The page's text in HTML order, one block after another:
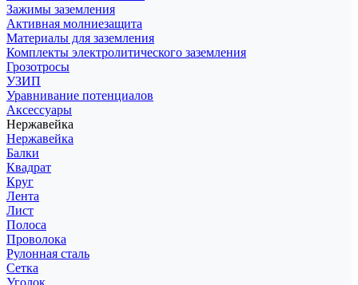
Зажимы заземления
Активная молниезащита
Материалы для заземления
Комплекты электролитического заземления
Грозотросы
УЗИП
Уравнивание потенциалов
Аксессуары
Нержавейка
Нержавейка
Балки
Квадрат
Круг
Лента
Лист
Полоса
Проволока
Рулонная сталь
Сетка
Уголок